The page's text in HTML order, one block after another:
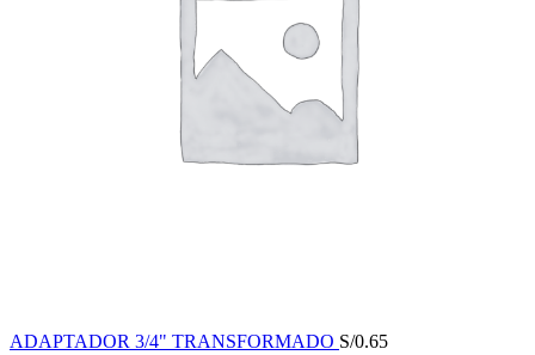
ADAPTADOR 3/4" TRANSFORMADO S/0.65